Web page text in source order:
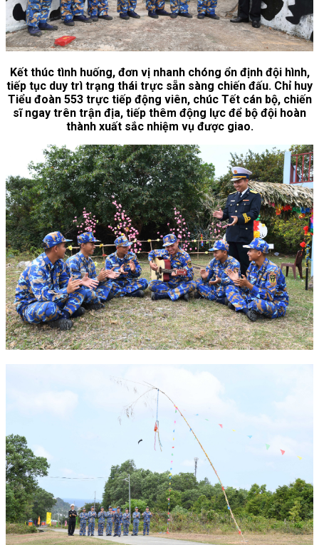
Kết thúc tình huống, đơn vị nhanh chóng ổn định đội hình,
tiếp tục duy trì trạng thái trực sẵn sàng chiến đấu. Chỉ huy
Tiểu đoàn 553 trực tiếp động viên, chúc Tết cán bộ, chiến
sĩ ngay trên trận địa, tiếp thêm động lực để bộ đội hoàn
thành xuất sắc nhiệm vụ được giao.